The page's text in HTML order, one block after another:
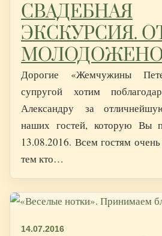
СВАДЕБНАЯ
ЭКСКУРСИЯ.
Дорогие «Жемчужины
супругой хотим
Александру за
наших гостей, которую Вы
13.08.2016. Всем гостям
тем кто…
14.07.2016